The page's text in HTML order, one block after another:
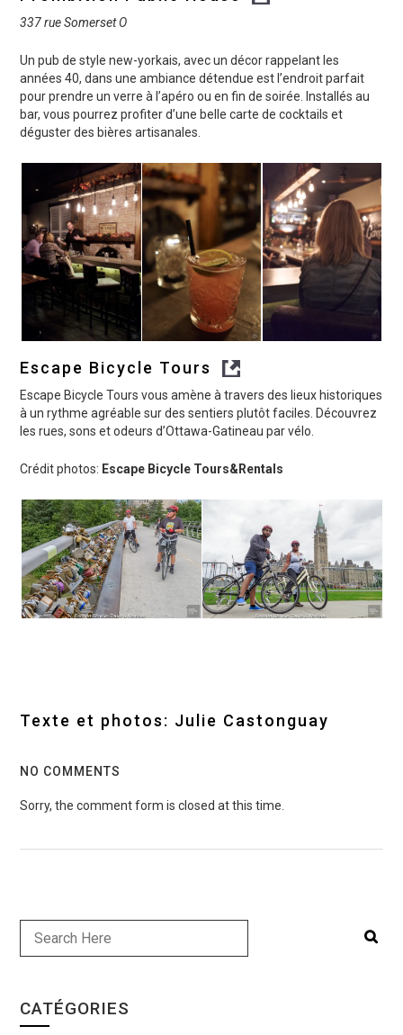
337 rue Somerset O
Un pub de style new-yorkais, avec un décor rappelant les
années 40, dans une ambiance détendue est l’endroit parfait
pour prendre un verre à l’apéro ou en fin de soirée. Installés au
bar, vous pourrez profiter d’une belle carte de cocktails et
déguster des bières artisanales.
Escape Bicycle Tours
Escape Bicycle Tours vous amène à travers des lieux historiques
à un rythme agréable sur des sentiers plutôt faciles. Découvrez
les rues, sons et odeurs d’Ottawa-Gatineau par vélo.
Crédit photos: Escape Bicycle Tours&Rentals
Texte et photos: Julie Castonguay
NO COMMENTS
Sorry, the comment form is closed at this time.
CATÉGORIES